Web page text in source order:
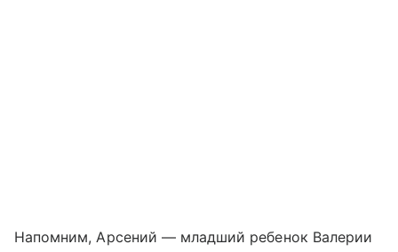
Напомним, Арсений — младший ребенок Валерии